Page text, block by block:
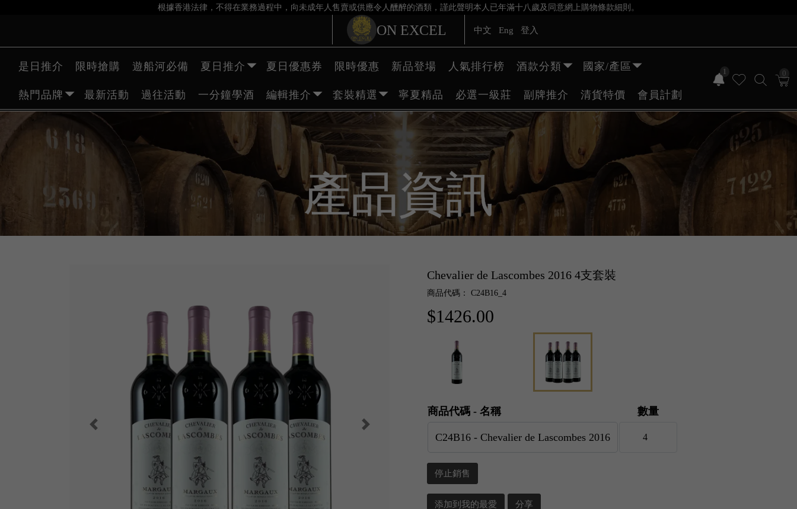
根據香港法律，不得在業務過程中，向未成年人售賣或供應令人醺醉的酒類，謹此聲明本人已年滿十八歲及同意網上購物條款細則。
ON EXCEL 中文 Eng 登入
1 0
是日推介 限時搶購 遊船河必備 夏日推介 夏日優惠券 限時優惠 新品登場 人氣排行榜 酒款分類 國家/產區
熱門品牌 最新活動 過往活動 一分鐘學酒 編輯推介 套裝精選 寧夏精品 必選一級莊 副牌推介 清貨特價 會員計劃
產品資訊
Chevalier de Lascombes 2016 4支套裝
商品代碼： C24B16_4
$1426.00
商品代碼 - 名稱 數量
停止銷售
添加到我的最愛 分享